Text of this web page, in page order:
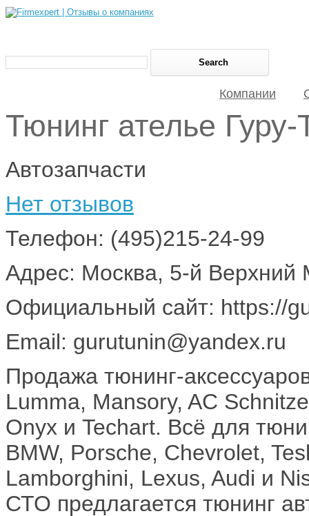
Компании
Тюнинг ателье
Автозапчасти
Нет отзывов
Телефон: (495)215-24-99
Адрес: Москва, 5-й Верхний
Официальный сайт: https://
Email: gurutunin@yandex.ru
Продажа тюнинг-
Lumma, Mansory, AC
Onyx и Techart. Всё для
BMW, Porsche, Chevrolet,
Lamborghini, Lexus, Audi и
СТО предлагается тюнинг